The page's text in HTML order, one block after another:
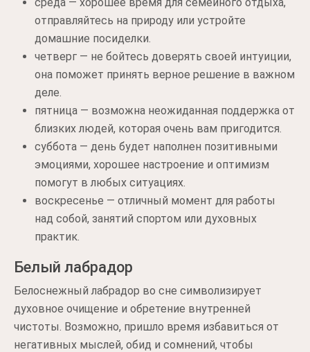
отправляйтесь на природу или устройте
домашние посиделки.
четверг — не бойтесь доверять своей интуиции,
она поможет принять верное решение в важном
деле.
пятница — возможна неожиданная поддержка от
близких людей, которая очень вам пригодится.
суббота — день будет наполнен позитивными
эмоциями, хорошее настроение и оптимизм
помогут в любых ситуациях.
воскресенье — отличный момент для работы
над собой, занятий спортом или духовных
практик.
Белый лабрадор
Белоснежный лабрадор во сне символизирует
духовное очищение и обретение внутренней
чистоты. Возможно, пришло время избавиться от
негативных мыслей, обид и сомнений, чтобы